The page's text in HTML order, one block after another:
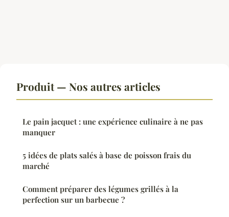
Produit — Nos autres articles
Le pain jacquet : une expérience culinaire à ne pas
manquer
5 idées de plats salés à base de poisson frais du
marché
Comment préparer des légumes grillés à la
perfection sur un barbecue ?